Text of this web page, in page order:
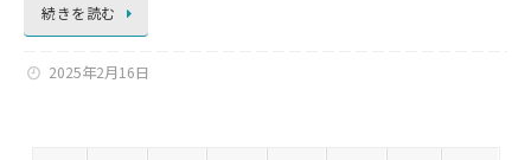
続きを読む
2025年2月16日